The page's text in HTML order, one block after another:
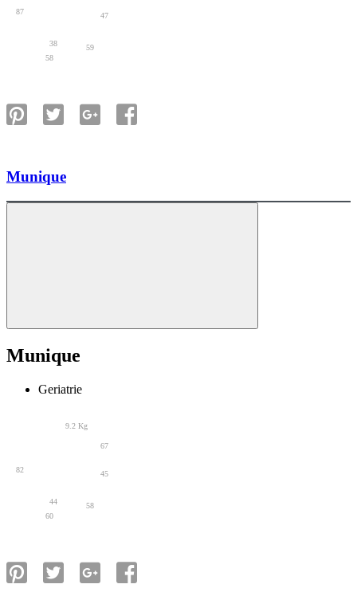
87
38
58
59
47
Munique
Munique
Geriatrie
82
44
60
58
45
67
9.2 Kg